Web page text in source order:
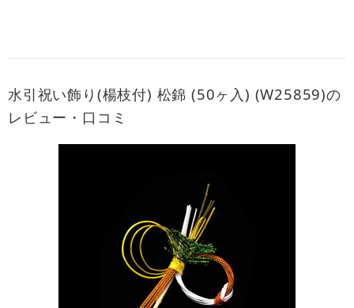
水引祝い飾り(楊枝付) 松錦 (50ヶ入) (W25859)の
レビュー・口コミ